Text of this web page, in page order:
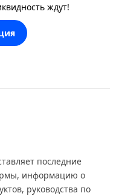
ждут!
последние
информацию о
руководства по